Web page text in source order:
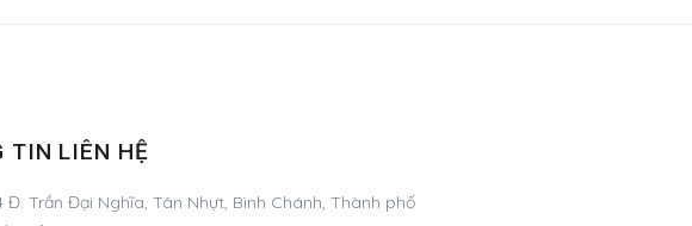
TIN LIÊN HỆ
Đ. Trần Đại Nghĩa, Tân Nhựt, Bình Chánh, Thành phố